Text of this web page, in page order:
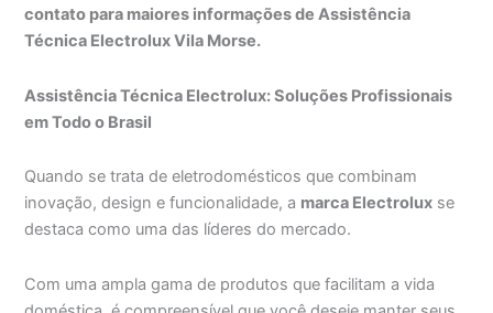
contato para maiores informações de Assistência
Técnica Electrolux Vila Morse.
Assistência Técnica Electrolux: Soluções Profissionais
em Todo o Brasil
Quando se trata de eletrodomésticos que combinam
inovação, design e funcionalidade, a marca Electrolux se
destaca como uma das líderes do mercado.
Com uma ampla gama de produtos que facilitam a vida